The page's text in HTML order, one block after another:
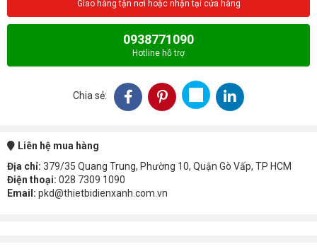
Giao hàng tận nơi hoặc nhận tại cửa hàng
0938771090
Hotline hỗ trợ
Chia sẻ:
Liên hệ mua hàng
Địa chỉ: 379/35 Quang Trung, Phường 10, Quận Gò Vấp, TP HCM
Điện thoại: 028 7309 1090
Email: pkd@thietbidienxanh.com.vn